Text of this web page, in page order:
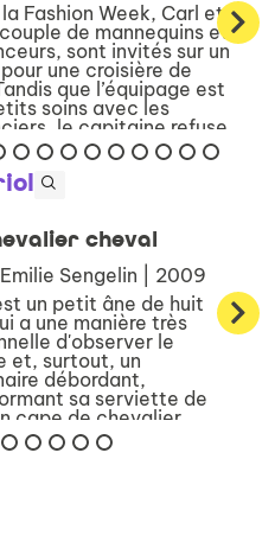
Fashion Week, Carl et
de mannequins et
sont invités sur un
une croisière de
que l’équipage est
soins avec les
le capitaine refuse
de sa c...
cheval
Sengelin | 2009
un petit âne de huit
a une manière très
d'observer le
et, surtout, un
débordant,
sa serviette de
cape de chevalier…